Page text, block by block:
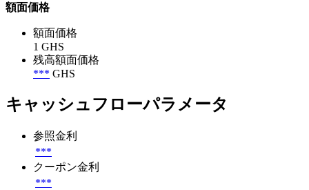
額面価格
額面価格
1 GHS
残高額面価格
*** GHS
キャッシュフローパラメータ
参照金利
***
クーポン金利
***